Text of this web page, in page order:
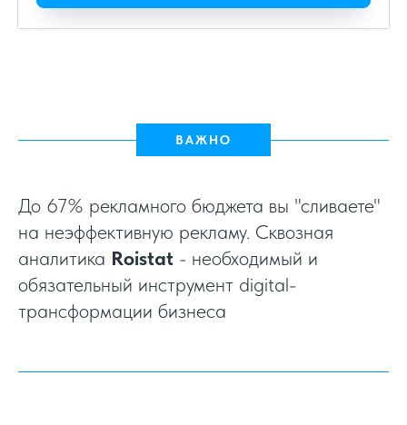
ВАЖНО
До 67% рекламного бюджета вы "сливаете"
на неэффективную рекламу. Сквозная
аналитика Roistat - необходимый и
обязательный инструмент digital-
трансформации бизнеса